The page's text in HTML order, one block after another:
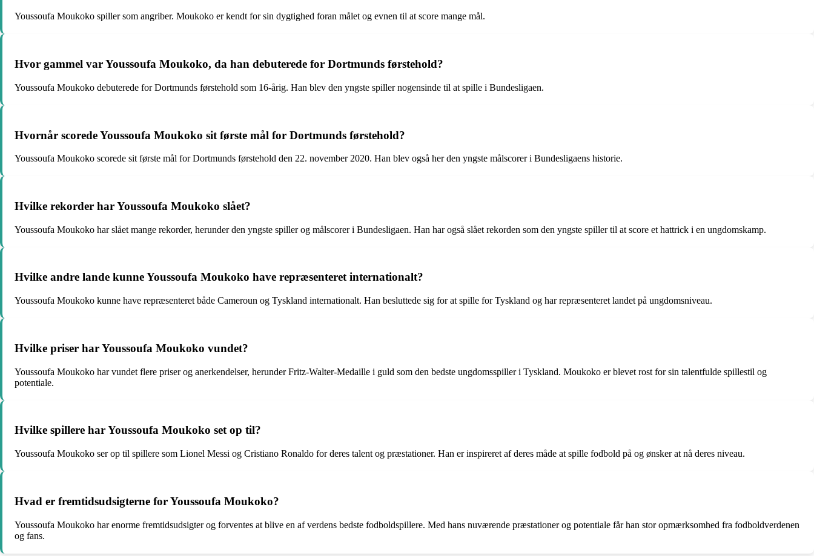
Youssoufa Moukoko spiller som angriber. Moukoko er kendt for sin dygtighed foran målet og evnen til at score mange mål.
Hvor gammel var Youssoufa Moukoko, da han debuterede for Dortmunds førstehold?
Youssoufa Moukoko debuterede for Dortmunds førstehold som 16-årig. Han blev den yngste spiller nogensinde til at spille i Bundesligaen.
Hvornår scorede Youssoufa Moukoko sit første mål for Dortmunds førstehold?
Youssoufa Moukoko scorede sit første mål for Dortmunds førstehold den 22. november 2020. Han blev også her den yngste målscorer i Bundesligaens historie.
Hvilke rekorder har Youssoufa Moukoko slået?
Youssoufa Moukoko har slået mange rekorder, herunder den yngste spiller og målscorer i Bundesligaen. Han har også slået rekorden som den yngste spiller til at score et hattrick i en ungdomskamp.
Hvilke andre lande kunne Youssoufa Moukoko have repræsenteret internationalt?
Youssoufa Moukoko kunne have repræsenteret både Cameroun og Tyskland internationalt. Han besluttede sig for at spille for Tyskland og har repræsenteret landet på ungdomsniveau.
Hvilke priser har Youssoufa Moukoko vundet?
Youssoufa Moukoko har vundet flere priser og anerkendelser, herunder Fritz-Walter-Medaille i guld som den bedste ungdomsspiller i Tyskland. Moukoko er blevet rost for sin talentfulde spillestil og
potentiale.
Hvilke spillere har Youssoufa Moukoko set op til?
Youssoufa Moukoko ser op til spillere som Lionel Messi og Cristiano Ronaldo for deres talent og præstationer. Han er inspireret af deres måde at spille fodbold på og ønsker at nå deres niveau.
Hvad er fremtidsudsigterne for Youssoufa Moukoko?
Youssoufa Moukoko har enorme fremtidsudsigter og forventes at blive en af verdens bedste fodboldspillere. Med hans nuværende præstationer og potentiale får han stor opmærksomhed fra fodboldverdenen
og fans.